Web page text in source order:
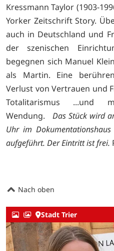
Kressmann Taylor (1903-
Yorker Zeitschrift Story.
auch in Deutschland und
der szenischen
begegnen sich Manuel
als Martin. Eine
Verlust von Vertrauen und
Totalitarismus ...und
Wendung. Das Stück wird
Uhr im
aufgeführt. Der Eintritt ist frei.
Nach oben
Stadt Trier